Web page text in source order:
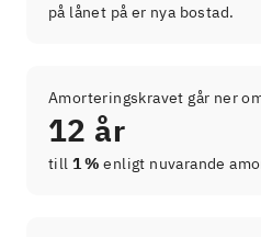
på lånet på er nya bostad.
Amorteringskravet går ner
12 år
till 1 % enligt nuvarande